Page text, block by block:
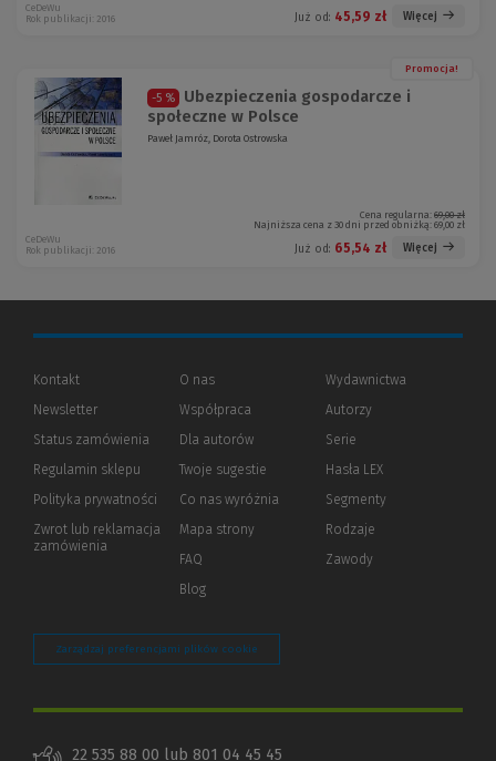
Już od: 45,59 zł Więcej
CeDeWu
Rok publikacji: 2016
Promocja!
-5 %
Ubezpieczenia gospodarcze i
społeczne w Polsce
Paweł Jamróz, Dorota Ostrowska
Cena regularna: 69,00 zł
Najniższa cena z 30 dni przed obniżką: 69,00 zł
Już od: 65,54 zł Więcej
CeDeWu
Rok publikacji: 2016
Kontakt
Newsletter
Status zamówienia
Regulamin sklepu
Polityka prywatności (Nowe
(Link
innej
Zwrot lub reklamacja
zamówienia
O nas
Współpraca
Dla autorów(Nowe
(Link
innej
strony)
Twoje sugestie
Co nas wyróżnia
Mapa strony
FAQ
Blog
Wydawnictwa
Autorzy
Serie
Hasła LEX
Segmenty
Rodzaje
Zawody
Zarządzaj preferencjami plików cookie
22 535 88 00 lub 801 04 45 45